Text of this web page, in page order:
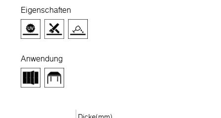
Eigenschaften
Anwendung